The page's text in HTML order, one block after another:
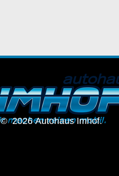
© 2026 Autohaus Imhof.